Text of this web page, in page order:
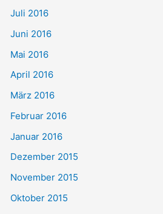
Juli 2016
Juni 2016
Mai 2016
April 2016
März 2016
Februar 2016
Januar 2016
Dezember 2015
November 2015
Oktober 2015